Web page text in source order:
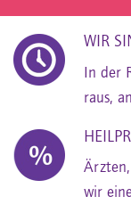
WIR
In der
raus,
wir